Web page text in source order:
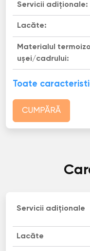
Servicii adiționale:
Lacăte:
Materialul
uşei/cadrului:
Toate
CUMPĂRĂ
Servicii adiționale
Lacăte